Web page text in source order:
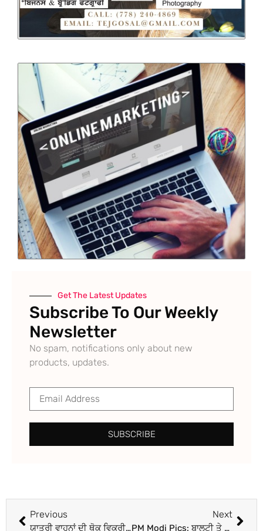
Get The Latest Updates
Subscribe To Our Weekly
Newsletter
No spam, notifications only about new
products, updates.
SUBSCRIBE
Previous
ਯਾਤਰੀ ਵਾਹਨਾਂ ਦੀ ਥੋਕ ਵਿਕਰੀ ਪਹਿਲੀ ਵਾਰ 40 ਲੱਖ ਤੋਂ ਪਾਰ, ਯੂਟਿਲਿਟੀ ਵਾਹਨਾਂ ਦੀ ਮਜ਼ਬੂਤ ਮੰਗ ਕਾਰਨ ਵਿਕਰੀ ਦਾ ਇਤਿਹਾਸਕ ਪੱਧਰ
Next
PM Modi Pics: ਬਾਲਟੀ ਤੇ ਪੋਚਾ ਲੈ ਕੇ ਨਿਕਲੇ PM ਮੋਦੀ, ਲੋਕਾਂ ਨੂੰ ਵੀ ਕੀਤੀ ਵਿਸ਼ੇਸ਼ ਅਪੀਲ